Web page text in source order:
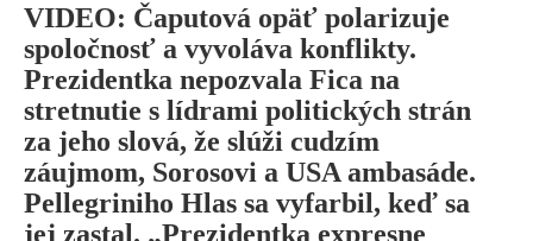
VIDEO: Čaputová opäť polarizuje
spoločnosť a vyvoláva konflikty.
Prezidentka nepozvala Fica na
stretnutie s lídrami politických strán
za jeho slová, že slúži cudzím
záujmom, Sorosovi a USA ambasáde.
Pellegriniho Hlas sa vyfarbil, keď sa
jej zastal. „Prezidentka expresne